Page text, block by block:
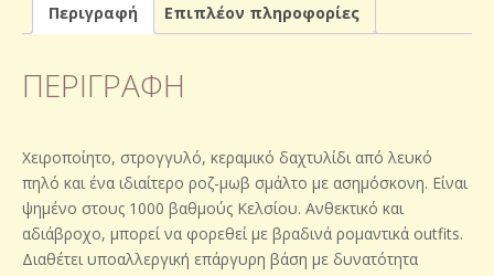
Περιγραφή Επιπλέον πληροφορίες
ΠΕΡΙΓΡΑΦΉ
Χειροποίητο, στρογγυλό, κεραμικό δαχτυλίδι από λευκό
πηλό και ένα ιδιαίτερο ροζ-μωβ σμάλτο με ασημόσκονη. Είναι
ψημένο στους 1000 βαθμούς Κελσίου. Ανθεκτικό και
αδιάβροχο, μπορεί να φορεθεί με βραδινά ρομαντικά outfits.
Διαθέτει υποαλλεργική επάργυρη βάση με δυνατότητα